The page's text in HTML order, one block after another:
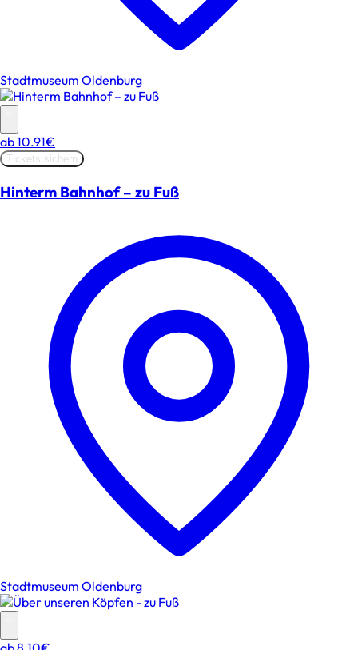
Stadtmuseum Oldenburg
–
ab10.91€
Tickets sichern
Hinterm Bahnhof – zu Fuß
Stadtmuseum Oldenburg
–